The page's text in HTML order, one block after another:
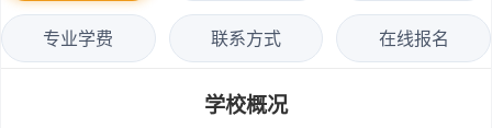
专业学费 联系方式 在线报名
学校概况